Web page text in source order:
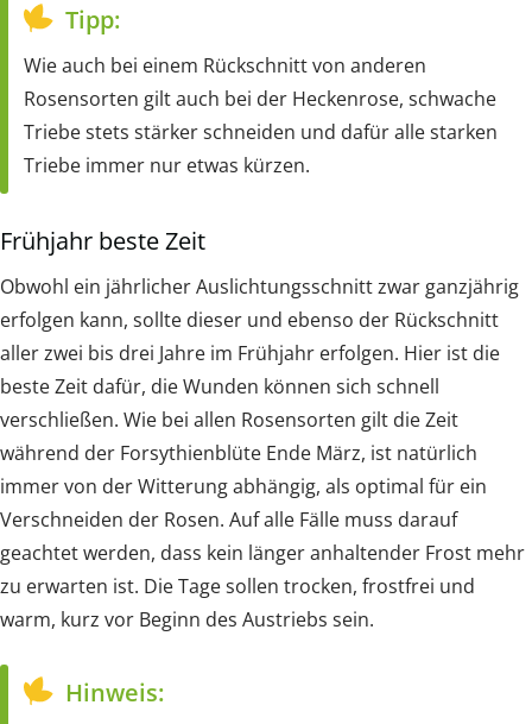
Tipp:
Wie auch bei einem Rückschnitt von anderen
Rosensorten gilt auch bei der Heckenrose, schwache
Triebe stets stärker schneiden und dafür alle starken
Triebe immer nur etwas kürzen.
Frühjahr beste Zeit
Obwohl ein jährlicher Auslichtungsschnitt zwar ganzjährig
erfolgen kann, sollte dieser und ebenso der Rückschnitt
aller zwei bis drei Jahre im Frühjahr erfolgen. Hier ist die
beste Zeit dafür, die Wunden können sich schnell
verschließen. Wie bei allen Rosensorten gilt die Zeit
während der Forsythienblüte Ende März, ist natürlich
immer von der Witterung abhängig, als optimal für ein
Verschneiden der Rosen. Auf alle Fälle muss darauf
geachtet werden, dass kein länger anhaltender Frost mehr
zu erwarten ist. Die Tage sollen trocken, frostfrei und
warm, kurz vor Beginn des Austriebs sein.
Hinweis: